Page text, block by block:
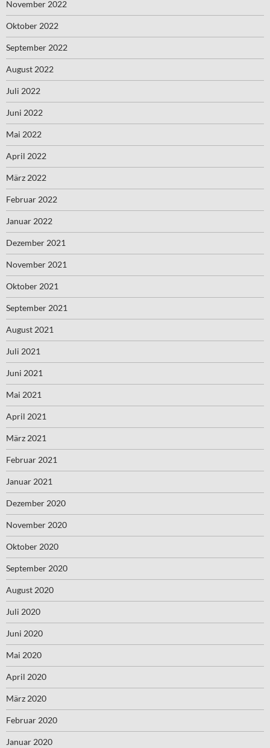
November 2022
Oktober 2022
September 2022
August 2022
Juli 2022
Juni 2022
Mai 2022
April 2022
März 2022
Februar 2022
Januar 2022
Dezember 2021
November 2021
Oktober 2021
September 2021
August 2021
Juli 2021
Juni 2021
Mai 2021
April 2021
März 2021
Februar 2021
Januar 2021
Dezember 2020
November 2020
Oktober 2020
September 2020
August 2020
Juli 2020
Juni 2020
Mai 2020
April 2020
März 2020
Februar 2020
Januar 2020